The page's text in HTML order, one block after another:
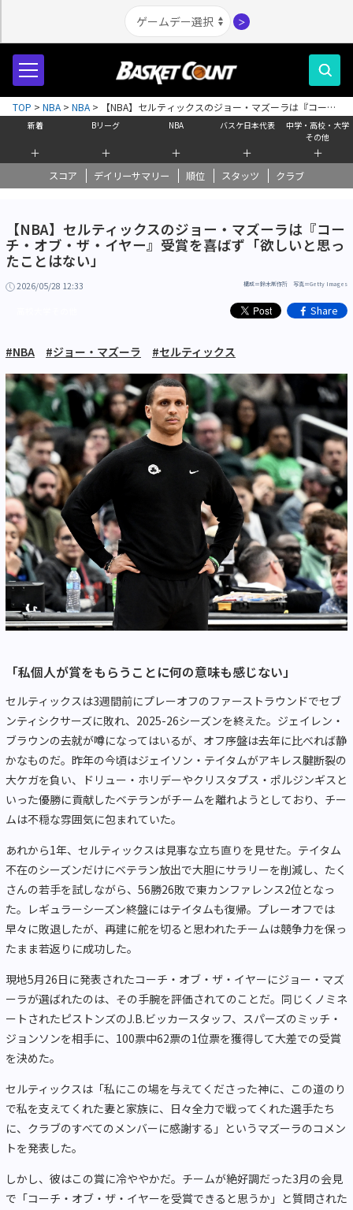
＞
新着
＋
Bリーグ
＋
NBA
＋
バスケ日本代表
＋
中学・高校・大学
その他
＋
スコア デイリーサマリー 順位 スタッツ クラブ
TOP > NBA > NBA >
【NBA】セルティックスのジョー・マズーラは『コー
チ・オブ・ザ・イヤー』受賞を喜ばず「欲しいと思ったことはない」
【NBA】セルティックスのジョー・マズーラは『コー
チ・オブ・ザ・イヤー』受賞を喜ばず「欲しいと思っ
たことはない」
2026/05/28 12:33 構成＝鈴木制作所 写真＝Getty Images
Share
#NBA #ジョー・マズーラ #セルティックス
「私個人が賞をもらうことに何の意味も感じない」
セルティックスは3週間前にプレーオフのファーストラウンドでセブ
ンティシクサーズに敗れ、2025-26シーズンを終えた。ジェイレン・
ブラウンの去就が噂になってはいるが、オフ序盤は去年に比べれば静
かなものだ。昨年の今頃はジェイソン・テイタムがアキレス腱断裂の
大ケガを負い、ドリュー・ホリデーやクリスタプス・ポルジンギスと
いった優勝に貢献したベテランがチームを離れようとしており、チー
ムは不穏な雰囲気に包まれていた。
あれから1年、セルティックスは見事な立ち直りを見せた。テイタム
不在のシーズンだけにベテラン放出で大胆にサラリーを削減し、たく
さんの若手を試しながら、56勝26敗で東カンファレンス2位となっ
た。レギュラーシーズン終盤にはテイタムも復帰。プレーオフでは
早々に敗退したが、再建に舵を切ると思われたチームは競争力を保っ
たまま若返りに成功した。
現地5月26日に発表されたコーチ・オブ・ザ・イヤーにジョー・マズ
ーラが選ばれたのは、その手腕を評価されてのことだ。同じくノミネ
ートされたピストンズのJ.B.ビッカースタッフ、スパーズのミッチ・
ジョンソンを相手に、100票中62票の1位票を獲得して大差での受賞
を決めた。
セルティックスは「私にこの場を与えてくださった神に、この道のり
で私を支えてくれた妻と家族に、日々全力で戦ってくれた選手たち
に、クラブのすべてのメンバーに感謝する」というマズーラのコメン
トを発表した。
しかし、彼はこの賞に冷ややかだ。チームが絶好調だった3月の会見
で「コーチ・オブ・ザ・イヤーを受賞できると思うか」と質問された